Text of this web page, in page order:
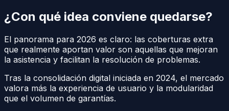
¿Con qué idea conviene quedarse?
El panorama para 2026 es claro: las coberturas extra
que realmente aportan valor son aquellas que mejoran
la asistencia y facilitan la resolución de problemas.
Tras la consolidación digital iniciada en 2024, el mercado
valora más la experiencia de usuario y la modularidad
que el volumen de garantías.